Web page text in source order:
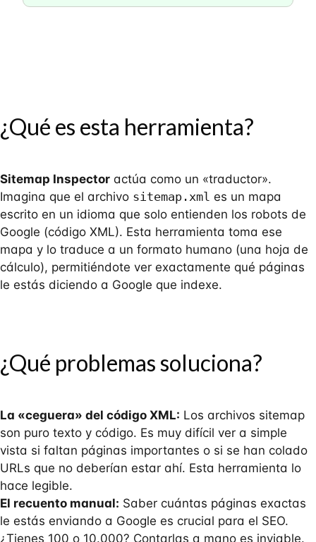
¿Qué es esta herramienta?
Sitemap Inspector actúa como un «traductor».
Imagina que el archivo sitemap.xml es un mapa
escrito en un idioma que solo entienden los robots de
Google (código XML). Esta herramienta toma ese
mapa y lo traduce a un formato humano (una hoja de
cálculo), permitiéndote ver exactamente qué páginas
le estás diciendo a Google que indexe.
¿Qué problemas soluciona?
La «ceguera» del código XML: Los archivos sitemap
son puro texto y código. Es muy difícil ver a simple
vista si faltan páginas importantes o si se han colado
URLs que no deberían estar ahí. Esta herramienta lo
hace legible.
El recuento manual: Saber cuántas páginas exactas
le estás enviando a Google es crucial para el SEO.
¿Tienes 100 o 10.000? Contarlas a mano es inviable.